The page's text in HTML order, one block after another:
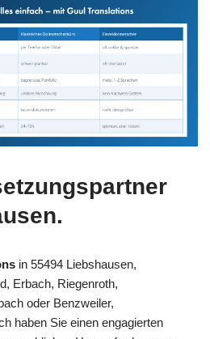
in 55494 Liebshausen,
Erbach, Riegenroth,
oder Benzweiler,
haben Sie einen engagierten